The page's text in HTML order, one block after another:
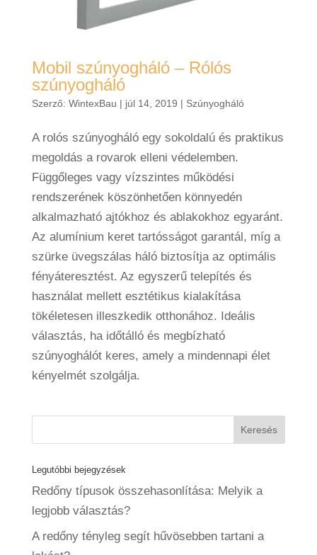
Mobil szúnyogháló – Rólós
szúnyogháló
Szerző: WintexBau | júl 14, 2019 | Szúnyogháló
A rolós szúnyogháló egy sokoldalú és praktikus
megoldás a rovarok elleni védelemben.
Függőleges vagy vízszintes működési
rendszerének köszönhetően könnyedén
alkalmazható ajtókhoz és ablakokhoz egyaránt.
Az alumínium keret tartósságot garantál, míg a
szürke üvegszálas háló biztosítja az optimális
fényáteresztést. Az egyszerű telepítés és
használat mellett esztétikus kialakítása
tökéletesen illeszkedik otthonához. Ideális
választás, ha időtálló és megbízható
szúnyoghálót keres, amely a mindennapi élet
kényelmét szolgálja.
Legutóbbi bejegyzések
Redőny típusok összehasonlítása: Melyik a
legjobb választás?
A redőny tényleg segít hűvösebben tartani a